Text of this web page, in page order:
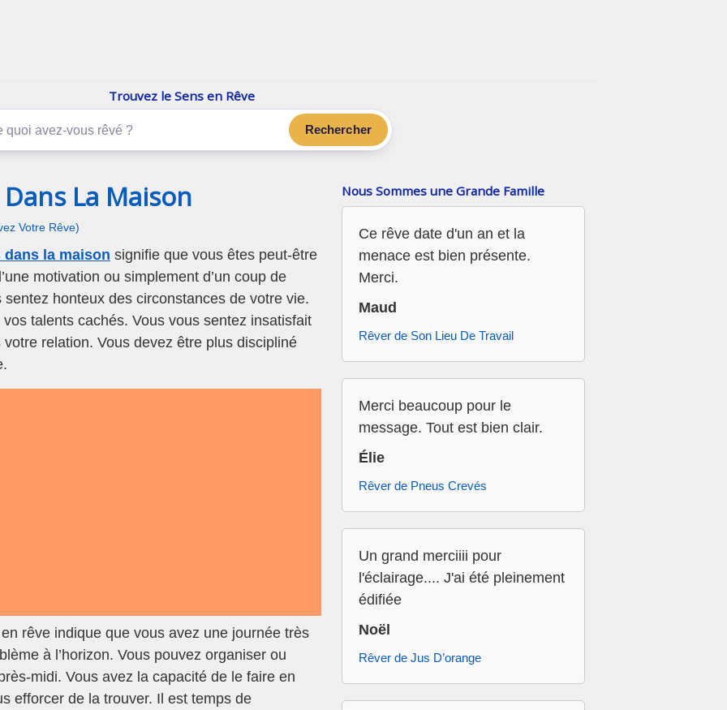
Trouvez le Sens en Rêve
Rechercher
La Maison
Votre Rêve)
dans la maison signifie que vous êtes peut-être
motivation ou simplement d’un coup de
honteux des circonstances de votre vie.
talents cachés. Vous vous sentez insatisfait
relation. Vous devez être plus discipliné
rêve indique que vous avez une journée très
à l’horizon. Vous pouvez organiser ou
midi. Vous avez la capacité de le faire en
efforcer de la trouver. Il est temps de
Nous Sommes une Grande Famille
Ce rêve date d'un an et la
menace est bien présente.
Merci.
Maud
Rêver de Son Lieu De Travail
Merci beaucoup pour le
message. Tout est bien clair.
Élie
Rêver de Pneus Crevés
Un grand merciiii pour
l'éclairage.... J'ai été pleinement
édifiée
Noël
Rêver de Jus D’orange